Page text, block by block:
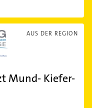
AUS DER REGION
Mund- Kiefer-